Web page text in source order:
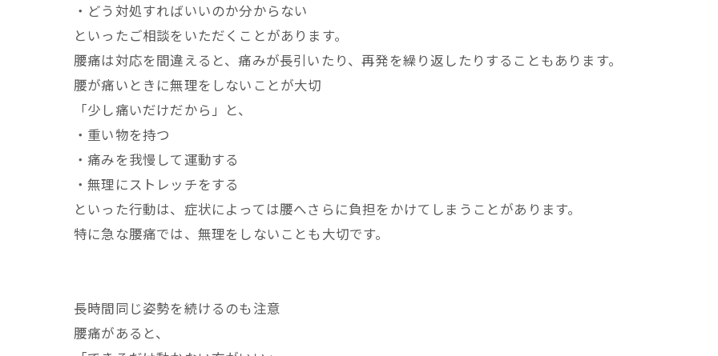
・どう対処すればいいのか分からない
といったご相談をいただくことがあります。
腰痛は対応を間違えると、痛みが長引いたり、再発を繰り返したりすることもあります。
腰が痛いときに無理をしないことが大切
「少し痛いだけだから」と、
・重い物を持つ
・痛みを我慢して運動する
・無理にストレッチをする
といった行動は、症状によっては腰へさらに負担をかけてしまうことがあります。
特に急な腰痛では、無理をしないことも大切です。
長時間同じ姿勢を続けるのも注意
腰痛があると、